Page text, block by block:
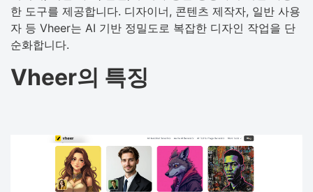
한 도구를 제공합니다. 디자이너, 콘텐츠 제작자, 일반 사용
자 등 Vheer는 AI 기반 정밀도로 복잡한 디자인 작업을 단
순화합니다.
Vheer의 특징